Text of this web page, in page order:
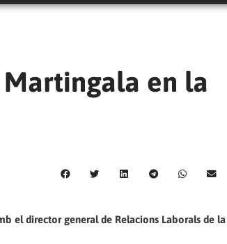
en la
el director general de Relacions Laborals de la